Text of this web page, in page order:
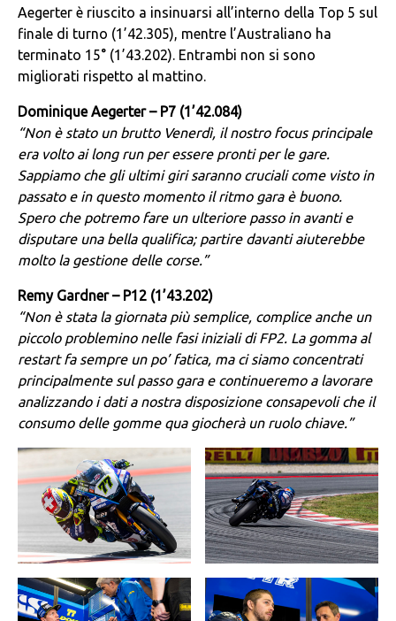
Aegerter è riuscito a insinuarsi all’interno della Top 5 sul
finale di turno (1’42.305), mentre l’Australiano ha
terminato 15° (1’43.202). Entrambi non si sono
migliorati rispetto al mattino.
Dominique Aegerter – P7 (1’42.084)
“Non è stato un brutto Venerdì, il nostro focus principale
era volto ai long run per essere pronti per le gare.
Sappiamo che gli ultimi giri saranno cruciali come visto in
passato e in questo momento il ritmo gara è buono.
Spero che potremo fare un ulteriore passo in avanti e
disputare una bella qualifica; partire davanti aiuterebbe
molto la gestione delle corse.”
Remy Gardner – P12 (1’43.202)
“Non è stata la giornata più semplice, complice anche un
piccolo problemino nelle fasi iniziali di FP2. La gomma al
restart fa sempre un po’ fatica, ma ci siamo concentrati
principalmente sul passo gara e continueremo a lavorare
analizzando i dati a nostra disposizione consapevoli che il
consumo delle gomme qua giocherà un ruolo chiave.”